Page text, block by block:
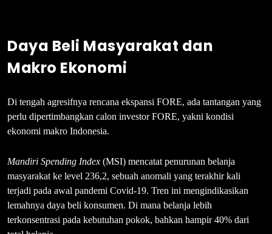
Daya Beli Masyarakat dan
Makro Ekonomi
Di tengah agresifnya rencana ekspansi FORE, ada tantangan yang
perlu dipertimbangkan calon investor FORE, yakni kondisi
ekonomi makro Indonesia.
Mandiri Spending Index (MSI) mencatat penurunan belanja
masyarakat ke level 236,2, sebuah anomali yang terakhir kali
terjadi pada awal pandemi Covid-19. Tren ini mengindikasikan
lemahnya daya beli konsumen. Di mana belanja lebih
terkonsentrasi pada kebutuhan pokok, bahkan hampir 40% dari